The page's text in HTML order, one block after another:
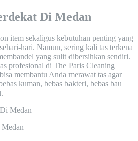
Di Medan
item sekaligus kebutuhan penting yang
hari. Namun, sering kali tas terkena
yang sulit dibersihkan sendiri.
profesional di The Paris Cleaning
membantu Anda merawat tas agar
kuman, bebas bakteri, bebas bau